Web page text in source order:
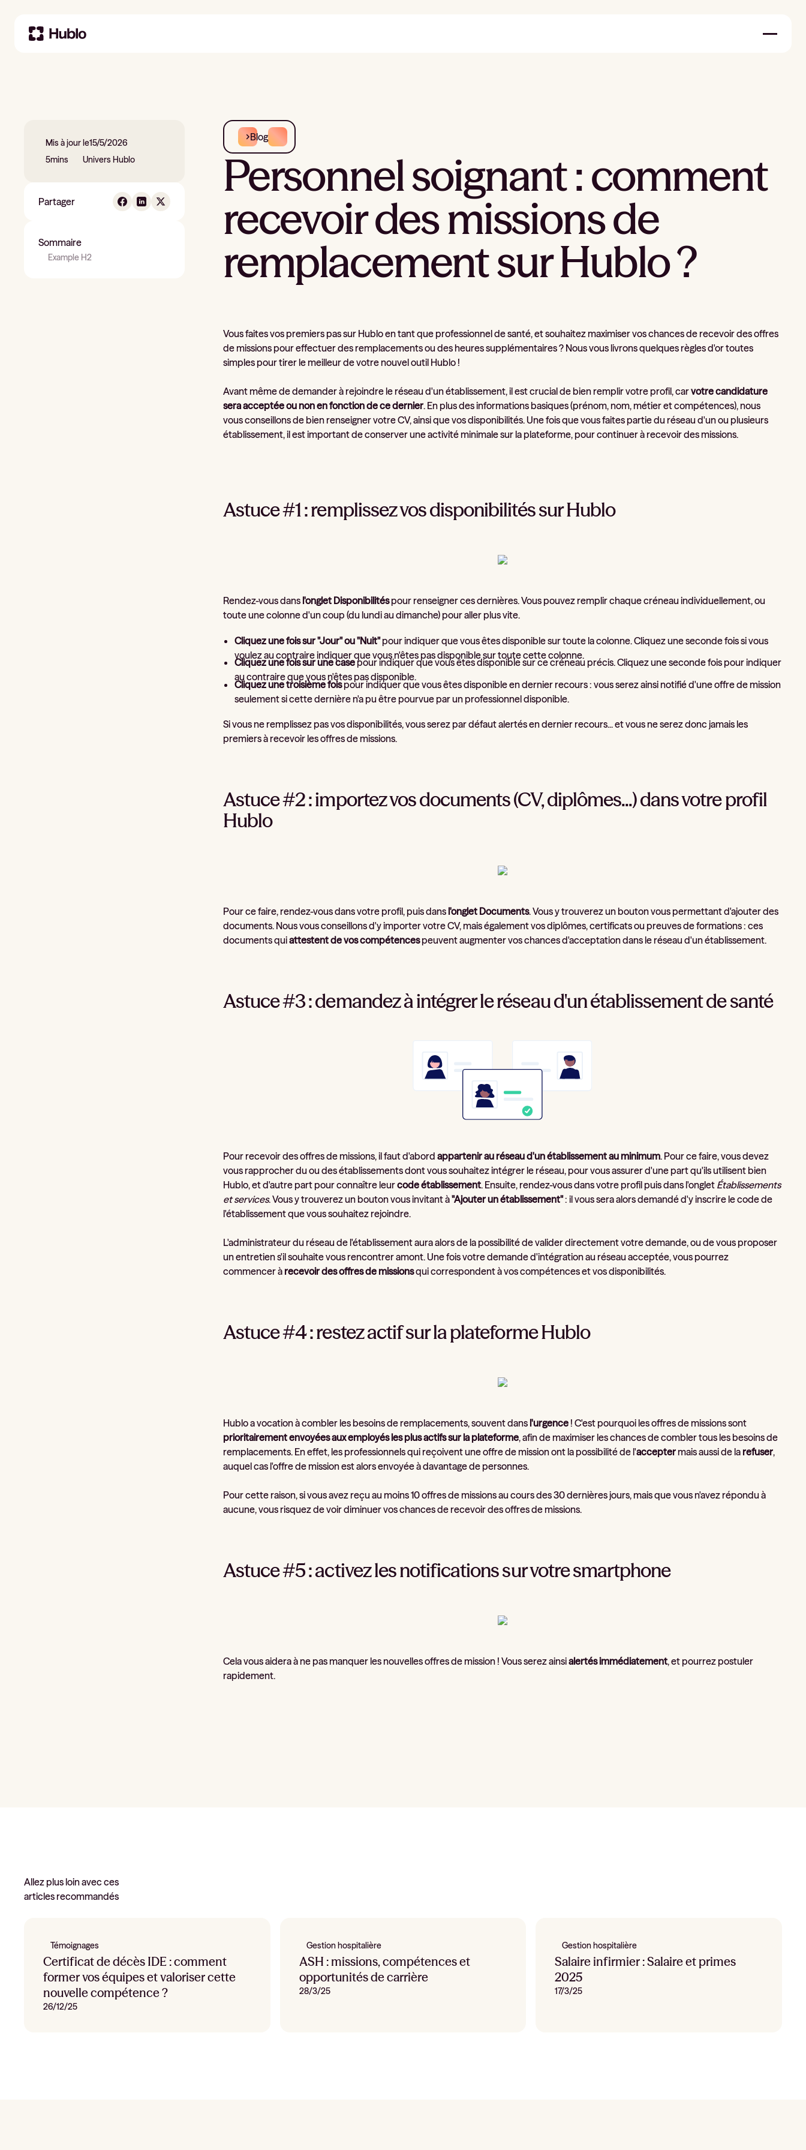
Mis à jour le15/5/2026
5mins Univers Hublo
Partager
Sommaire
Example H2
Blog
Personnel soignant : comment
recevoir des missions de
remplacement sur Hublo ?
Vous faites vos premiers pas sur Hublo en tant que professionnel de santé, et souhaitez maximiser vos chances de recevoir des offres
de missions pour effectuer des remplacements ou des heures supplémentaires ? Nous vous livrons quelques règles d'or toutes
simples pour tirer le meilleur de votre nouvel outil Hublo !
Avant même de demander à rejoindre le réseau d'un établissement, il est crucial de bien remplir votre profil, carvotre candidature
sera acceptée ou non en fonction de ce dernier. En plus des informations basiques (prénom, nom, métier et compétences), nous
vous conseillons de bien renseigner votre CV, ainsi que vos disponibilités. Une fois que vous faites partie du réseau d'un ou plusieurs
établissement, il est important de conserver une activité minimale sur la plateforme, pour continuer à recevoir des missions.
Astuce #1 : remplissez vos disponibilités sur Hublo
Rendez-vous dans l'onglet Disponibilitéspour renseigner ces dernières. Vous pouvez remplir chaque créneau individuellement, ou
toute une colonne d'un coup (du lundi au dimanche) pour aller plus vite.
Cliquez une fois sur "Jour" ou "Nuit"pour indiquer que vous êtes disponible sur toute la colonne. Cliquez une seconde fois si vous
voulez au contraire indiquer que vous n'êtes pas disponible sur toute cette colonne.
Cliquez une fois sur une casepour indiquer que vous êtes disponible sur ce créneau précis. Cliquez une seconde fois pour indiquer
au contraire que vous n'êtes pas disponible.
Cliquez une troisième foispour indiquer que vous êtes disponible en dernier recours : vous serez ainsi notifié d'une offre de mission
seulement si cette dernière n'a pu être pourvue par un professionnel disponible.
Si vous ne remplissez pas vos disponibilités, vous serez par défaut alertés en dernier recours... et vous ne serez donc jamais les
premiers à recevoir les offres de missions.
Astuce #2 : importez vos documents (CV, diplômes...) dans votre profil
Hublo
Pour ce faire, rendez-vous dans votre profil, puis dans l'onglet Documents. Vous y trouverez un bouton vous permettant d'ajouter des
documents. Nous vous conseillons d'y importer votre CV, mais également vos diplômes, certificats ou preuves de formations : ces
documents quiattestent de vos compétencespeuvent augmenter vos chances d'acceptation dans le réseau d'un établissement.
Astuce #3 : demandez à intégrer le réseau d'un établissement de santé
Pour recevoir des offres de missions, il faut d'abord appartenir au réseau d'un établissement au minimum. Pour ce faire, vous devez
vous rapprocher du ou des établissements dont vous souhaitez intégrer le réseau, pour vous assurer d'une part qu'ils utilisent bien
Hublo, et d'autre part pour connaître leurcode établissement. Ensuite, rendez-vous dans votre profil puis dans l'onglet Établissements
et services. Vous y trouverez un bouton vous invitant à"Ajouter un établissement": il vous sera alors demandé d'y inscrire le code de
l'établissement que vous souhaitez rejoindre.
L'administrateur du réseau de l'établissement aura alors de la possibilité de valider directement votre demande, ou de vous proposer
un entretien s'il souhaite vous rencontrer amont. Une fois votre demande d'intégration au réseau acceptée, vous pourrez
commencer à recevoir des offres de missionsqui correspondent à vos compétences et vos disponibilités.
Astuce #4 : restez actif sur la plateforme Hublo
Hublo a vocation à combler les besoins de remplacements, souvent dans l'urgence! C'est pourquoi les offres de missions sont
prioritairement envoyées aux employés les plus actifs sur la plateforme, afin de maximiser les chances de combler tous les besoins de
remplacements. En effet, les professionnels qui reçoivent une offre de mission ont la possibilité de l'acceptermais aussi de la refuser,
auquel cas l'offre de mission est alors envoyée à davantage de personnes.
Pour cette raison, si vous avez reçu au moins 10 offres de missions au cours des 30 dernières jours, mais que vous n'avez répondu à
aucune, vous risquez de voir diminuer vos chances de recevoir des offres de missions.
Astuce #5 : activez les notifications sur votre smartphone
Cela vous aidera à ne pas manquer les nouvelles offres de mission ! Vous serez ainsialertés immédiatement, et pourrez postuler
rapidement.
Allez plus loin avec ces
articles recommandés
Témoignages
Certificat de décès IDE : comment
former vos équipes et valoriser cette
nouvelle compétence ?
26/12/25
Gestion hospitalière
ASH : missions, compétences et
opportunités de carrière
28/3/25
Gestion hospitalière
Salaire infirmier : Salaire et primes
2025
17/3/25